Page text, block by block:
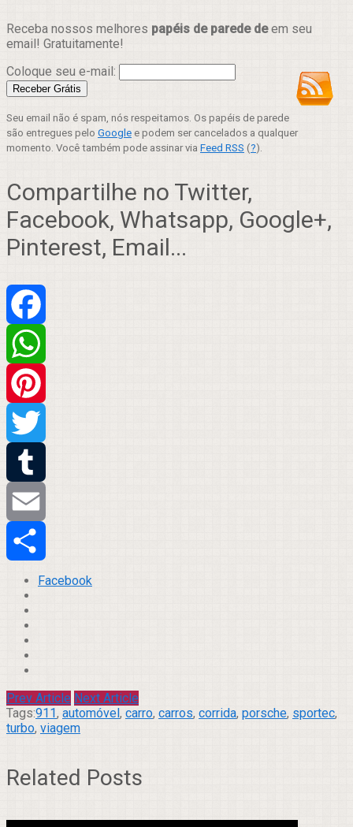
Receba nossos melhores papéis de parede deem seu
email! Gratuitamente!
Coloque seu e-mail:
Seu email não é spam, nós respeitamos. Os papéis de parede
são entregues pelo Google e podem ser cancelados a qualquer
momento. Você também pode assinar via Feed RSS (?).
Compartilhe no Twitter,
Facebook, Whatsapp, Google+,
Pinterest, Email...
Facebook
WhatsApp
Pinterest
Twitter
Tumblr
Email
Compartilhar
Facebook
Prev Article Next Article
Tags:911, automóvel, carro, carros, corrida, porsche, sportec,
turbo, viagem
Related Posts